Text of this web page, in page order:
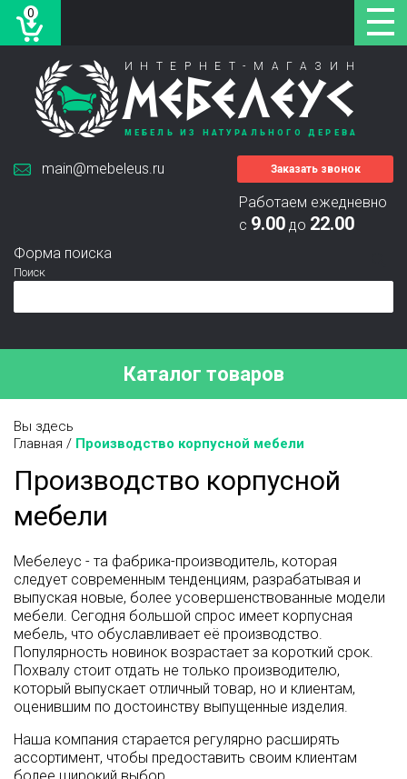
0
ИНТЕРНЕТ-МАГАЗИН
МЕБЕЛЕУС
МЕБЕЛЬ ИЗ НАТУРАЛЬНОГО ДЕРЕВА
Работаем ежедневно
с 9.00 до 22.00
Форма поиска
Поиск
main@mebeleus.ru Заказать звонок
Каталог товаров
Вы здесь
Главная / Производство корпусной мебели
Производство корпусной
мебели
Мебелеус - та фабрика-производитель, которая
следует современным тенденциям, разрабатывая и
выпуская новые, более усовершенствованные модели
мебели. Сегодня большой спрос имеет корпусная
мебель, что обуславливает её производство.
Популярность новинок возрастает за короткий срок.
Похвалу стоит отдать не только производителю,
который выпускает отличный товар, но и клиентам,
оценившим по достоинству выпущенные изделия.
Наша компания старается регулярно расширять
ассортимент, чтобы предоставить своим клиентам